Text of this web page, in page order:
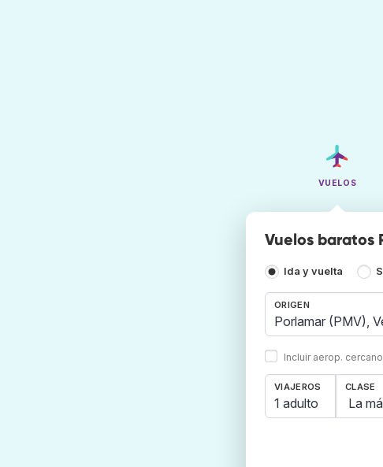
VUELOS
Vuelos baratos
Ida y vuelta
ORIGEN
Incluir aerop.
VIAJEROS
1 adulto
CLASE